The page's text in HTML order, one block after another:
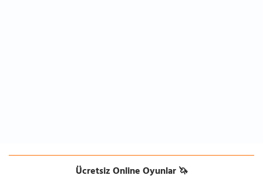
Ücretsiz Online Oyunlar 🦄